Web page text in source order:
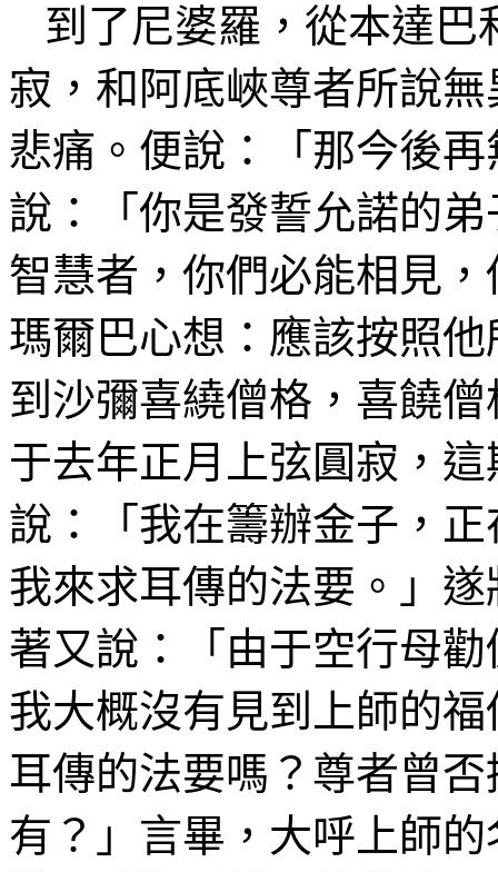
到了尼婆羅，從本達巴
寂，和阿底峽尊者所說無
悲痛。便說：「那今後
說：「你是發誓允諾的
智慧者，你們必能相見
瑪爾巴心想：應該按照他
到沙彌喜繞僧格， 喜饒僧
于去年正月上弦圓寂，
說：「我在籌辦金子，正
我來求耳傳的法要。」
著又說：「由于空行母勸
我大概沒有見到上師的
耳傳的法要嗎 ？尊者曾
有？」言畢，大呼上師